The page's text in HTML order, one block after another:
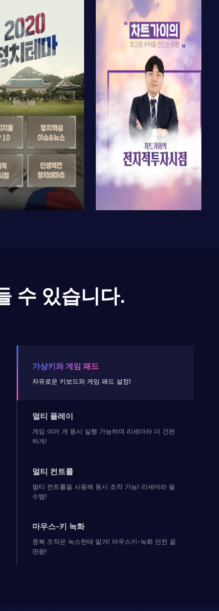
수 있습니다.
가상키와 게임 패드
자유로운 키보드와 게임 패드 설정!
멀티 플레이
게임 여러 개 동시 실행 가능하며 리세마라 더 간편
하게!
멀티 컨트롤
멀티 컨트롤을 사용해 동시 조작 가능! 리세마라 필
수템!
마우스-키 녹화
중복 조작은 녹스한테 맡겨! 마우스키-녹화 던전 끝
판왕!